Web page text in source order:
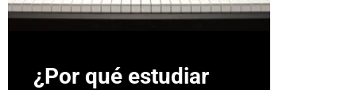
¿Por qué estudiar